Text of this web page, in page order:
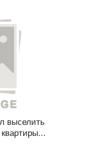
выселить